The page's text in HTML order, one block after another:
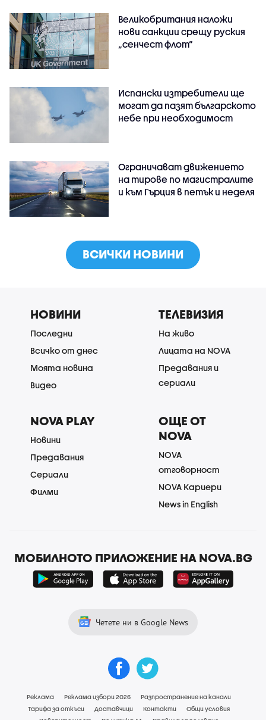
Великобритания наложи
нови санкции срещу руския
„сенчест флот“
Испански изтребители ще
могат да пазят българското
небе при необходимост
Ограничават движението
на тирове по магистралите
и към Гърция в петък и неделя
ВСИЧКИ НОВИНИ
НОВИНИ
Последни
Всичко от днес
Моята новина
Видео
ТЕЛЕВИЗИЯ
На живо
Лицата на NOVA
Предавания и
сериали
NOVA PLAY
Новини
Предавания
Сериали
Филми
ОЩЕ ОТ
NOVA
NOVA
отговорност
NOVA Кариери
News in English
МОБИЛНОТО ПРИЛОЖЕНИЕ НА NOVA.BG
Четете ни в Google News
Реклама Реклама избори 2026
Разпространение на канали
Тарифа за откъси
Доставчици Контакти
Общи условия